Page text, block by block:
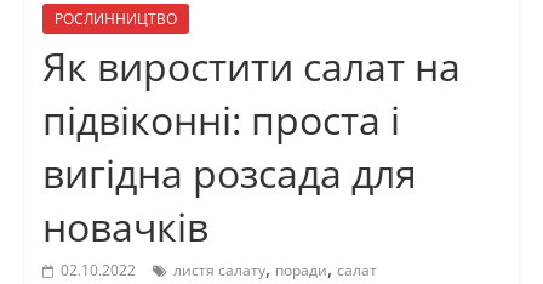
РОСЛИННИЦТВО
Як виростити салат на
підвіконні: проста і
вигідна розсада для
новачків
02.10.2022 листя салату, поради, салат